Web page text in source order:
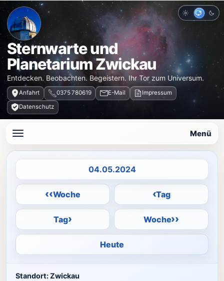
Sternwarte und
Planetarium Zwickau
Entdecken. Beobachten. Begeistern. Ihr Tor zum Universum.
Anfahrt 0375 780619 E-Mail
Impressum
Datenschutz
Hell Auto
Menü
‹‹Woche ‹Tag
Datum auswählen
Tag› Woche››
Heute
Standort:Zwickau